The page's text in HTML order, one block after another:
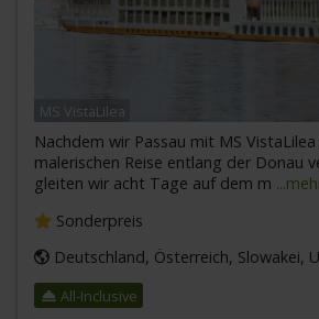
MS VistaLilea
Nachdem wir Passau mit MS
malerischen Reise entlang der Donau
gleiten wir acht Tage auf dem m
Sonderpreis
Deutschland, Österreich, Slowakei,
All-Inclusive